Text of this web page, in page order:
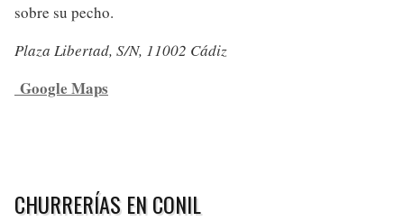
sobre su pecho.
Plaza Libertad, S/N, 11002 Cádiz
Google Maps
CHURRERÍAS EN CONIL